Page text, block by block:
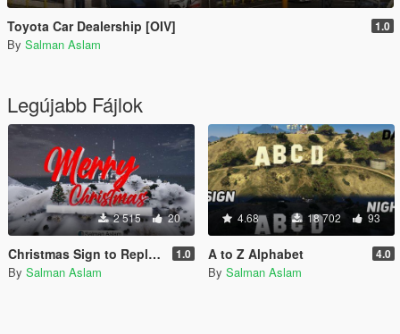
Toyota Car Dealership [OIV] 1.0
By Salman Aslam
Legújabb Fájlok
2 515 20
Christmas Sign to Replace Vinewood [Add-On SP / FiveM] 1.0
By Salman Aslam
4.68 18 702 93
A to Z Alphabet 4.0
By Salman Aslam